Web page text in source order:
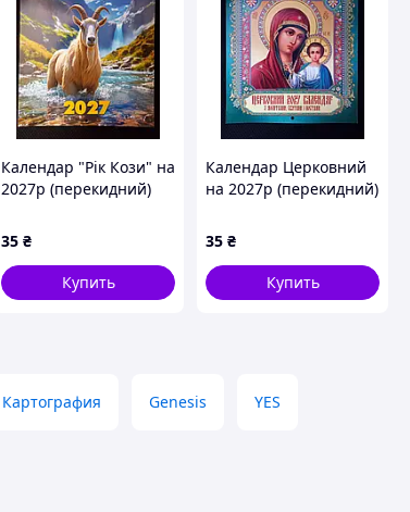
Календар "Рік Кози" на
2027р (перекидний)
35 ₴
Купить
Календар Церковний
на 2027р (перекидний)
35 ₴
Купить
Картография Genesis YES